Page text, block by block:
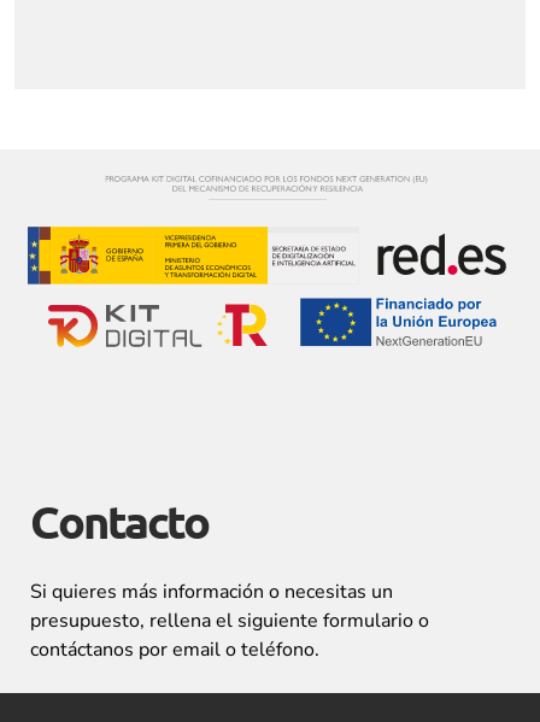
Contacto
Si quieres más información o necesitas un
presupuesto, rellena el siguiente formulario o
contáctanos por email o teléfono.